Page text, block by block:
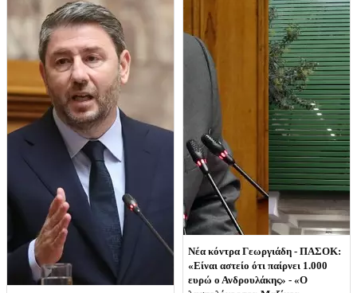
Νέα κόντρα Γεωργιάδη - ΠΑΣΟΚ:
«Είναι αστείο ότι παίρνει 1.000
ευρώ ο Ανδρουλάκης» - «Ο